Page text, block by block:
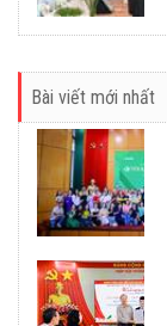
Bài viết mới nhất